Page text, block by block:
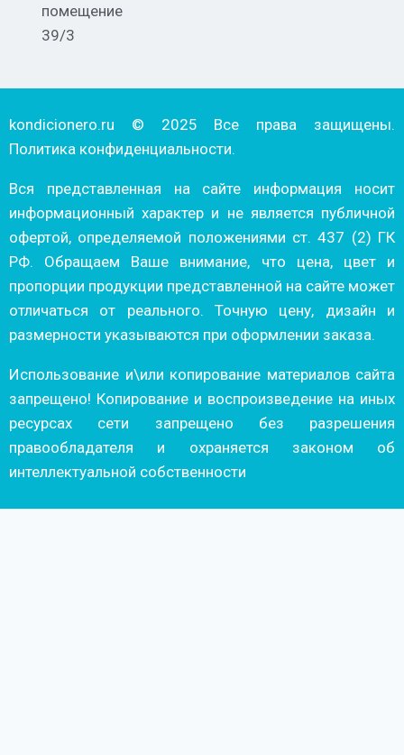
помещение
39/3
kondicionero.ru © 2025 Все права защищены.
Политика конфиденциальности.
Вся представленная на сайте информация носит
информационный характер и не является публичной
офертой, определяемой положениями ст. 437 (2) ГК
РФ. Обращаем Ваше внимание, что цена, цвет и
пропорции продукции представленной на сайте может
отличаться от реального. Точную цену, дизайн и
размерности указываются при оформлении заказа.
Использование и\или копирование материалов сайта
запрещено! Копирование и воспроизведение на иных
ресурсах сети запрещено без разрешения
правообладателя и охраняется законом об
интеллектуальной собственности